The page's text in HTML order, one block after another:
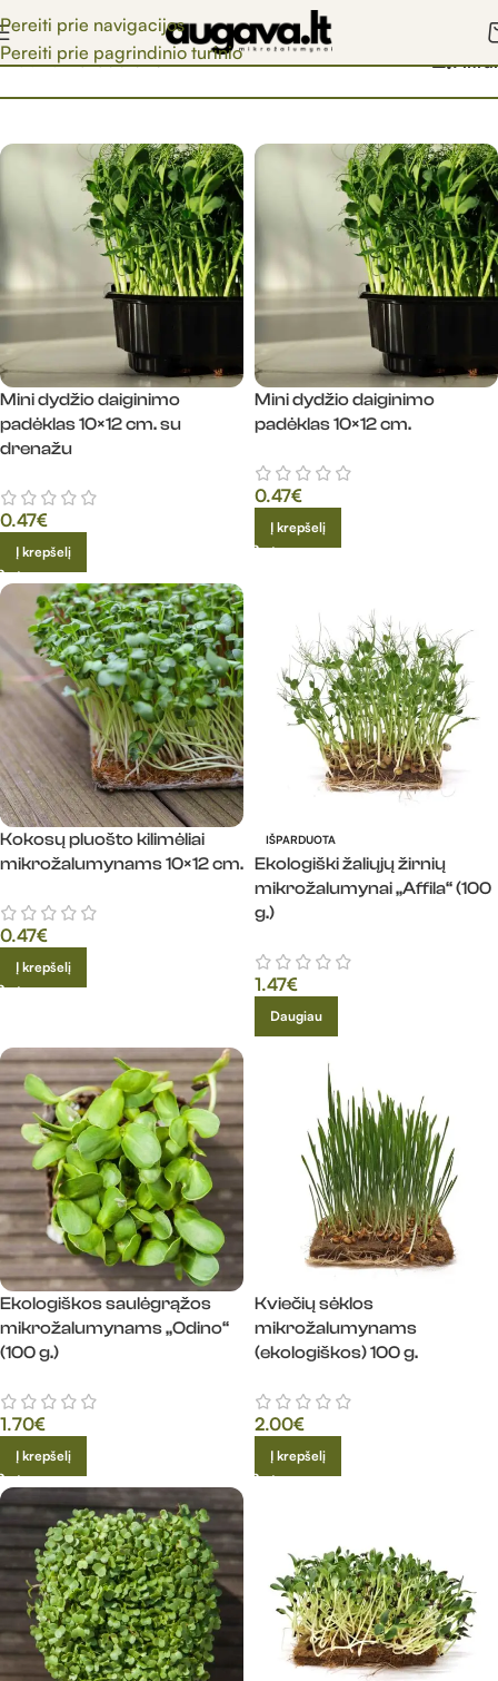
Pereiti prie navigacijos
Pereiti prie pagrindinio turinio
Pradžia/Parduotuvė Filtrai
Mini dydžio daiginimo
padėklas 10×12 cm. su
drenažu
0.47€
Į krepšelį
Mini dydžio daiginimo
padėklas 10×12 cm.
0.47€
Į krepšelį
Kokosų pluošto kilimėliai
mikrožalumynams 10×12 cm.
0.47€
Į krepšelį
IŠPARDUOTA
Ekologiški žaliųjų žirnių
mikrožalumynai „Affila“ (100
g.)
1.47€
Daugiau
Ekologiškos saulėgrąžos
mikrožalumynams „Odino“
(100 g.)
1.70€
Į krepšelį
Kviečių sėklos
mikrožalumynams
(ekologiškos) 100 g.
2.00€
Į krepšelį